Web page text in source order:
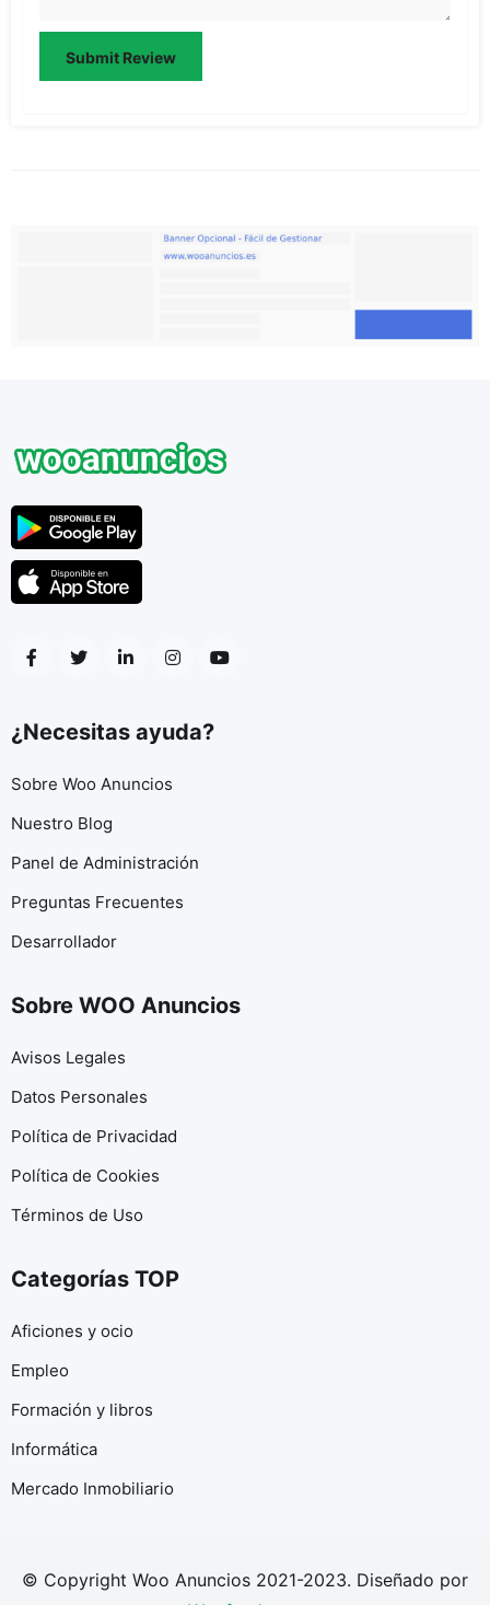
¿Necesitas ayuda?
Sobre Woo Anuncios
Nuestro Blog
Panel de Administración
Preguntas Frecuentes
Desarrollador
Sobre WOO Anuncios
Avisos Legales
Datos Personales
Política de Privacidad
Política de Cookies
Términos de Uso
Categorías TOP
Aficiones y ocio
Empleo
Formación y libros
Informática
Mercado Inmobiliario
© Copyright Woo Anuncios 2021-2023. Diseñado por